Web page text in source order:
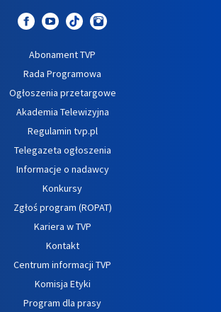
Abonament TVP
Rada Programowa
Ogłoszenia przetargowe
Akademia Telewizyjna
Regulamin tvp.pl
Telegazeta ogłoszenia
Informacje o nadawcy
Konkursy
Zgłoś program (ROPAT)
Kariera w TVP
Kontakt
Centrum informacji TVP
Komisja Etyki
Program dla prasy